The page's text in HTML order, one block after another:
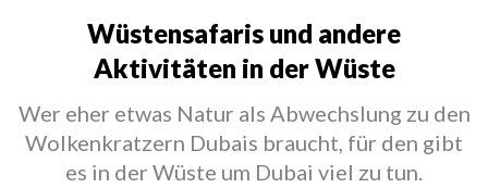
Wüstensafaris und andere
Aktivitäten in der Wüste
Wer eher etwas Natur als Abwechslung zu den
Wolkenkratzern Dubais braucht, für den gibt
es in der Wüste um Dubai viel zu tun.